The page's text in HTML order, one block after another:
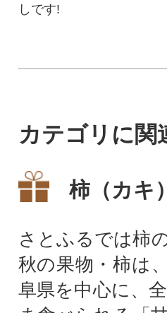
しです!
カテゴリに関
柿（カキ）
さとふるでは柿
秋の果物・柿は
阜県を中心に、